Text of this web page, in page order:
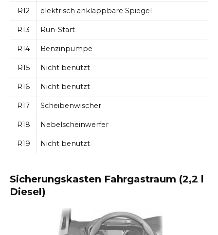
R12 elektrisch anklappbare Spiegel
R13 Run-Start
R14 Benzinpumpe
R15 Nicht benutzt
R16 Nicht benutzt
R17 Scheibenwischer
R18 Nebelscheinwerfer
R19 Nicht benutzt
Sicherungskasten Fahrgastraum (2,2 l
Diesel)